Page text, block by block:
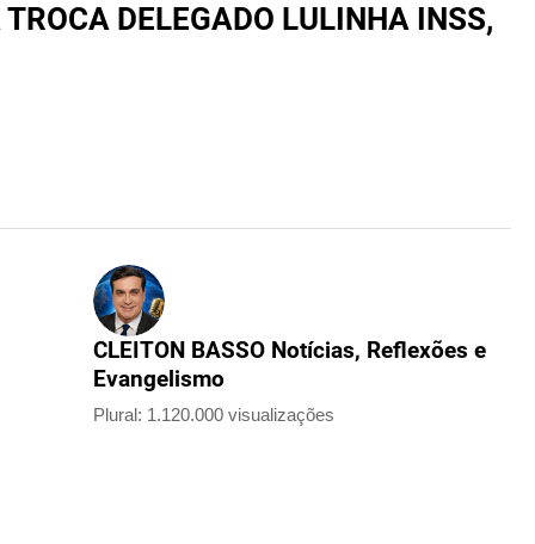
DELEGADO LULINHA INSS,
CLEITON BASSO Notícias, Reflexões e
Evangelismo
Plural: 1.120.000 visualizações